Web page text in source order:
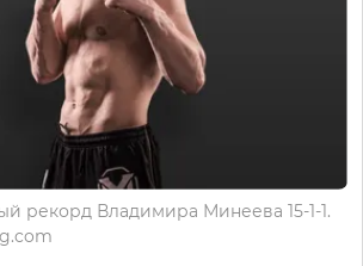
рекорд Владимира Минеева 15-1-1.